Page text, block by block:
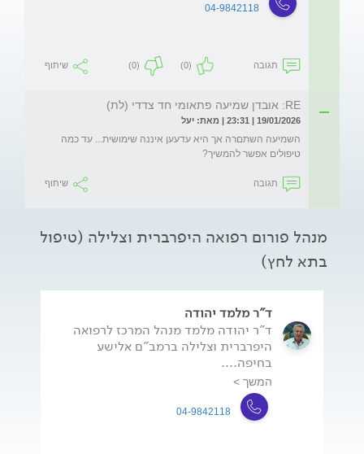
04-9842118
תגובה (0)
(0) שיתוף
RE: אובדן שמיעה פתאומי חד צדדי (לת)
19/01/2026 | 23:31 | מאת: יעל
השמיעה השתםרה אך היא עדעען איננה שימושית... עד כמה
טיפולים אפשר להמשיך?
תגובה שיתוף
מנהל פורום רפואה היפרברית וצלילה (טיפול
בתא לחץ)
ד"ר מלמד יהודה
ד"ר יהודה מלמד מנהל המרכז לרפואה
היפרברית וצלילה ברמב"ם אלישע
בחיפה....
המשך >
04-9842118